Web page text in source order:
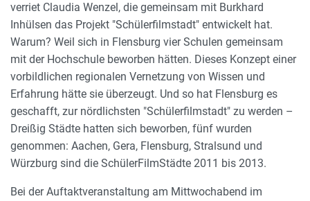
verriet Claudia Wenzel, die gemeinsam mit Burkhard
Inhülsen das Projekt "Schülerfilmstadt" entwickelt hat.
Warum? Weil sich in Flensburg vier Schulen gemeinsam
mit der Hochschule beworben hätten. Dieses Konzept einer
vorbildlichen regionalen Vernetzung von Wissen und
Erfahrung hätte sie überzeugt. Und so hat Flensburg es
geschafft, zur nördlichsten "Schülerfilmstadt" zu werden –
Dreißig Städte hatten sich beworben, fünf wurden
genommen: Aachen, Gera, Flensburg, Stralsund und
Würzburg sind die SchülerFilmStädte 2011 bis 2013.
Bei der Auftaktveranstaltung am Mittwochabend im